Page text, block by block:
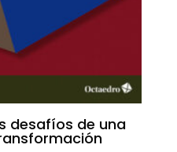
desafíos de una